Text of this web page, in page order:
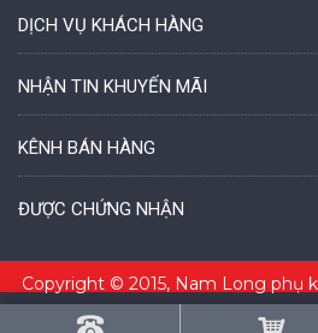
DỊCH VỤ KHÁCH HÀNG
NHẬN TIN KHUYẾN MÃI
KÊNH BÁN HÀNG
ĐƯỢC CHỨNG NHẬN
Copyright © 2015, Nam Long phụ